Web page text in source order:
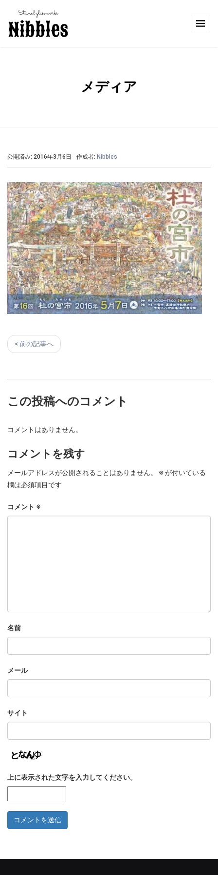
メディア
公開済み: 2016年3月6日 作成者: Nibbles
< 前の記事へ
この投稿へのコメント
コメントはありません。
コメントを残す
メールアドレスが公開されることはありません。 ※が付いている
欄は必須項目です
コメント ※
名前
メール
サイト
上に表示された文字を入力してください。